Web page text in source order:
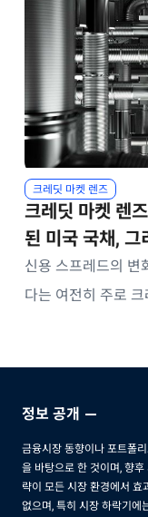
크레딧 마켓 렌즈
크레딧 마켓 렌
된 미국 국채, 그
신용 스프레드의 변
다는 여전히 주로
정보 공개
금융시장 동향이나 포트폴
을 바탕으로 한 것이며, 향
략이 모든 시장 환경에서 효
없으며, 특히 시장 하락기에